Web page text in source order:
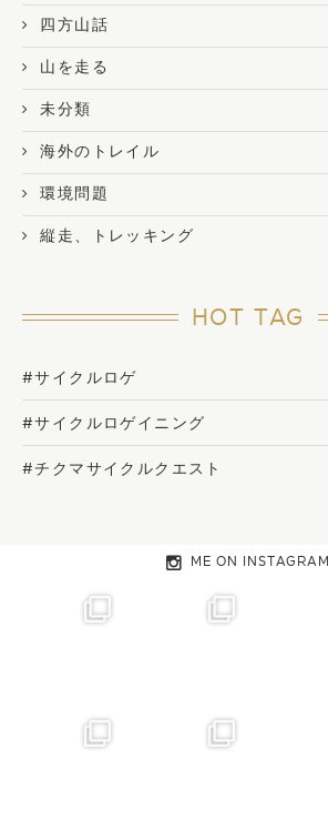
四方山話
山を走る
未分類
海外のトレイル
環境問題
縦走、トレッキング
HOT TAG
#サイクルロゲ
#サイクルロゲイニング
#チクマサイクルクエスト
ME ON INSTAGRAM